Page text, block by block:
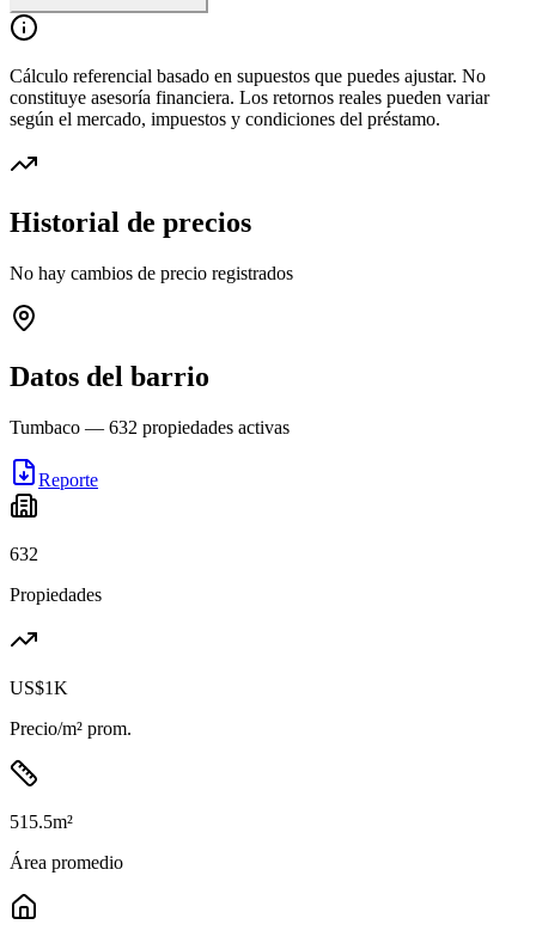
Cálculo referencial basado en supuestos que puedes ajustar. No
constituye asesoría financiera. Los retornos reales pueden variar
según el mercado, impuestos y condiciones del préstamo.
Historial de precios
No hay cambios de precio registrados
Datos del barrio
Tumbaco — 632 propiedades activas
Reporte
632
Propiedades
US$1K
Precio/m² prom.
515.5m²
Área promedio